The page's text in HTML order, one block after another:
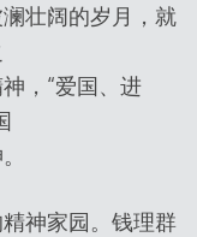
壮阔的岁月，就
，“爱国、进
神家园。钱理群